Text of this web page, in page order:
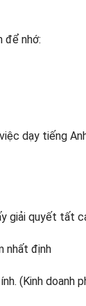
để nhớ:
dạy tiếng
giải quyết tất
nhất định
(Kinh doanh